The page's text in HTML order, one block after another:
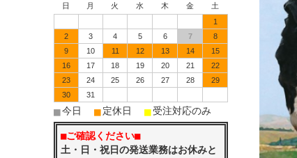
日 月 火 水 木 金
土
1
2
3 4 5 6 7
8
9
10 11 12 13 14
15
16
17 18 19 20 21
22
23
24 25 26 27 28
29
30
31
■今日 ■定休日 ■受注対応のみ
■ご確認ください■
土・日・祝日の発送業務はお休みと